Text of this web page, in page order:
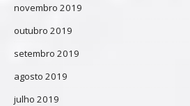
novembro 2019
outubro 2019
setembro 2019
agosto 2019
julho 2019